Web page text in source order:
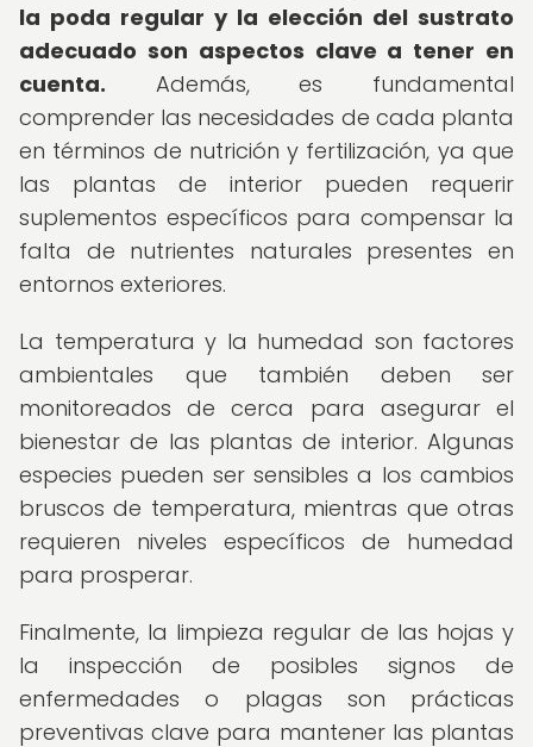
la poda regular y la elección del sustrato
adecuado son aspectos clave a tener en
cuenta. Además, es fundamental
comprender las necesidades de cada planta
en términos de nutrición y fertilización, ya que
las plantas de interior pueden requerir
suplementos específicos para compensar la
falta de nutrientes naturales presentes en
entornos exteriores.
La temperatura y la humedad son factores
ambientales que también deben ser
monitoreados de cerca para asegurar el
bienestar de las plantas de interior. Algunas
especies pueden ser sensibles a los cambios
bruscos de temperatura, mientras que otras
requieren niveles específicos de humedad
para prosperar.
Finalmente, la limpieza regular de las hojas y
la inspección de posibles signos de
enfermedades o plagas son prácticas
preventivas clave para mantener las plantas